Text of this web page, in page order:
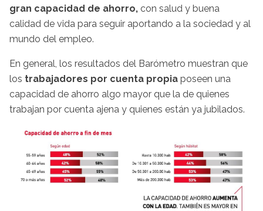
gran capacidad de ahorro, con salud y buena
calidad de vida para seguir aportando a la sociedad y al
mundo del empleo.
En general, los resultados del Barómetro muestran que
los trabajadores por cuenta propia poseen una
capacidad de ahorro algo mayor que la de quienes
trabajan por cuenta ajena y quienes están ya jubilados.